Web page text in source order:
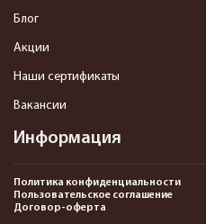
Информация
Блог
Акции
Наши сертификаты
Вакансии
Политика конфиденциальности
Пользовательское соглашение
Договор-оферта